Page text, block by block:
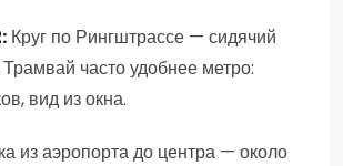
Круг по Рингштрассе — сидячий
часто удобнее метро:
вид из окна.
из аэропорта до центра — около